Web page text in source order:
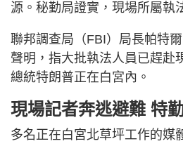
源。秘勤局證實，現場所屬執
聯邦調查局（FBI）局長帕特
聲明，指大批執法人員已趕赴
總統特朗普正在白宮內。
現場記者奔逃避難 特
多名正在白宮北草坪工作的媒